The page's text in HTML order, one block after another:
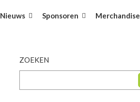
Nieuws Sponsoren Merchandise
ZOEKEN